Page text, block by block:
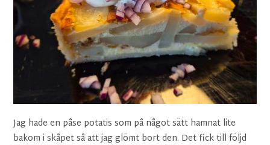
Jag hade en påse potatis som på något sätt hamnat lite
bakom i skåpet så att jag glömt bort den. Det fick till följd